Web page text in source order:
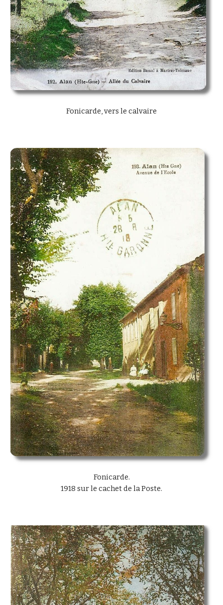
Fonicarde, vers le calvaire
Fonicarde.
1918 sur le cachet de la Poste.